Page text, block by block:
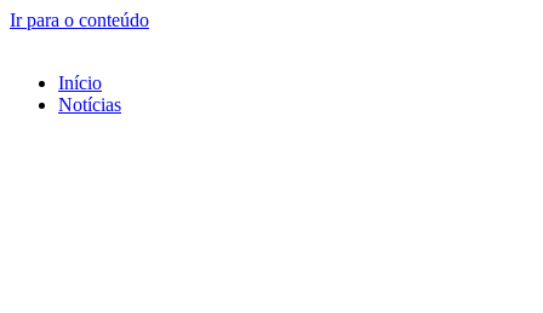
Ir para o conteúdo
Início
Notícias